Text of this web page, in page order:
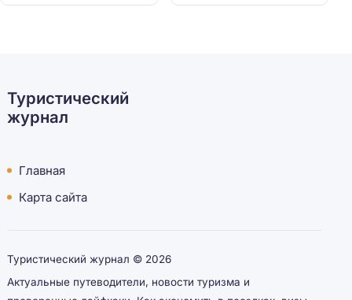
Туристический
журнал
Главная
Карта сайта
Туристический журнал © 2026
Актуальные путеводители, новости туризма и